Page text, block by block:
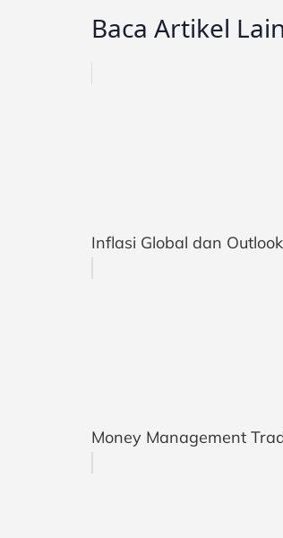
Baca Artikel
Inflasi Global dan
Money Management